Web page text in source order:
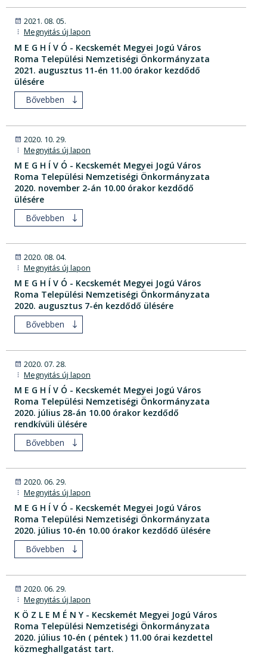
2021. 08. 05.
Megnyitás új lapon
M E G H Í V Ó - Kecskemét Megyei Jogú Város
Roma Települési Nemzetiségi Önkormányzata
2021. augusztus 11-én 11.00 órakor kezdődő
ülésére
Bővebben
2020. 10. 29.
Megnyitás új lapon
M E G H Í V Ó - Kecskemét Megyei Jogú Város
Roma Települési Nemzetiségi Önkormányzata
2020. november 2-án 10.00 órakor kezdődő
ülésére
Bővebben
2020. 08. 04.
Megnyitás új lapon
M E G H Í V Ó - Kecskemét Megyei Jogú Város
Roma Települési Nemzetiségi Önkormányzata
2020. augusztus 7-én kezdődő ülésére
Bővebben
2020. 07. 28.
Megnyitás új lapon
M E G H Í V Ó - Kecskemét Megyei Jogú Város
Roma Települési Nemzetiségi Önkormányzata
2020. július 28-án 10.00 órakor kezdődő
rendkívüli ülésére
Bővebben
2020. 06. 29.
Megnyitás új lapon
M E G H Í V Ó - Kecskemét Megyei Jogú Város
Roma Települési Nemzetiségi Önkormányzata
2020. július 10-én 10.00 órakor kezdődő ülésére
Bővebben
2020. 06. 29.
Megnyitás új lapon
K Ö Z L E M É N Y - Kecskemét Megyei Jogú Város
Roma Települési Nemzetiségi Önkormányzata
2020. július 10-én ( péntek ) 11.00 órai kezdettel
közmeghallgatást tart.